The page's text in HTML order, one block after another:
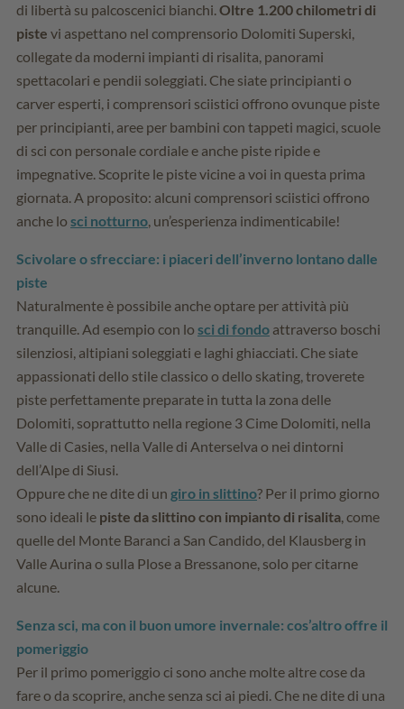
di libertà su palcoscenici bianchi.Oltre 1.200 chilometri di
piste vi aspettano nel comprensorio Dolomiti Superski,
collegate da moderni impianti di risalita, panorami
spettacolari e pendii soleggiati. Che siate principianti o
carver esperti, i comprensori sciistici offrono ovunque piste
per principianti, aree per bambini con tappeti magici, scuole
di sci con personale cordiale e anche piste ripide e
impegnative. Scoprite le piste vicine a voi in questa prima
giornata. A proposito: alcuni comprensori sciistici offrono
anche lo sci notturno, un’esperienza indimenticabile!
Scivolare o sfrecciare: i piaceri dell’inverno lontano dalle
piste
Naturalmente è possibile anche optare per attività più
tranquille. Ad esempio con lo sci di fondo attraverso boschi
silenziosi, altipiani soleggiati e laghi ghiacciati. Che siate
appassionati dello stile classico o dello skating, troverete
piste perfettamente preparate in tutta la zona delle
Dolomiti, soprattutto nella regione 3 Cime Dolomiti, nella
Valle di Casies, nella Valle di Anterselva o nei dintorni
dell’Alpe di Siusi.
Oppure che ne dite di un giro in slittino? Per il primo giorno
sono ideali le piste da slittino con impianto di risalita, come
quelle del Monte Baranci a San Candido, del Klausberg in
Valle Aurina o sulla Plose a Bressanone, solo per citarne
alcune.
Senza sci, ma con il buon umore invernale: cos’altro offre il
pomeriggio
Per il primo pomeriggio ci sono anche molte altre cose da
fare o da scoprire, anche senza sci ai piedi. Che ne dite di una